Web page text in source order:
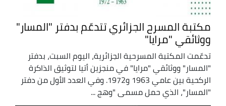
مكتبة المسرح الجزائري تتدعّم بدفتر "المسار"
ووثائقي "مرايا"
تدعّمت المكتبة المسرحية الجزائرية، اليوم السبت، بدفتر
"المسار" ووثائقي "مرايا" في منجزين أتيا لتوثيق الذاكرة
الركحية بين عامي 1963 و1972. وفي العدد الأول من دفتر
"المسار"، الذي حمل مسمى "وهج ...